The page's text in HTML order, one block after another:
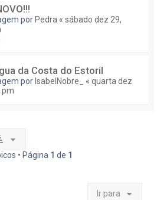
por Pedra « sábado dez 29,
da Costa do Estoril
por IsabelNobre_ « quarta dez
pm
• Página 1 de 1
Ir para